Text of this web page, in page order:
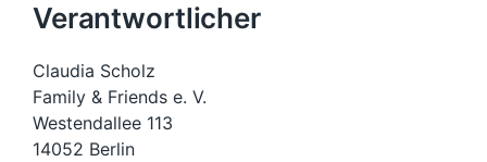
Verantwortlicher
Claudia Scholz
Family & Friends e. V.
Westendallee 113
14052 Berlin